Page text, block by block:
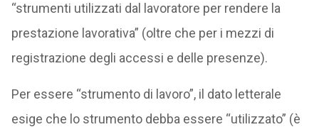
“strumenti utilizzati dal lavoratore per rendere la
prestazione lavorativa” (oltre che per i mezzi di
registrazione degli accessi e delle presenze).
Per essere “strumento di lavoro”, il dato letterale
esige che lo strumento debba essere “utilizzato” (è